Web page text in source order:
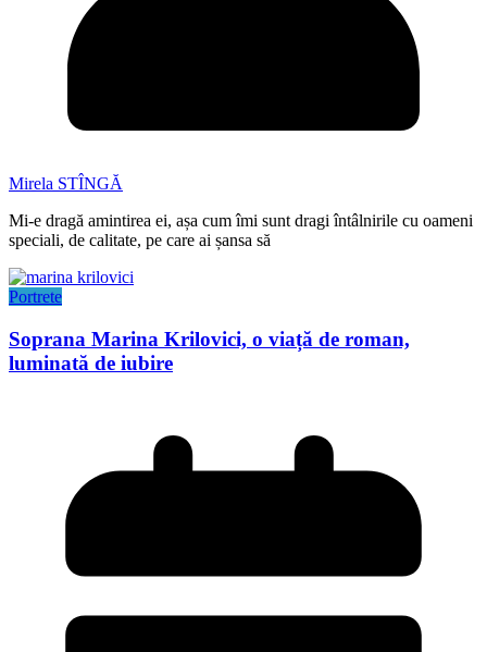
Mirela STÎNGĂ
Mi-e dragă amintirea ei, așa cum îmi sunt dragi întâlnirile cu oameni
speciali, de calitate, pe care ai șansa să
Portrete
Soprana Marina Krilovici, o viață de roman,
luminată de iubire